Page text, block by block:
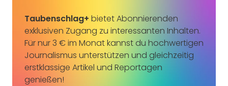
Taubenschlag+ bietet Abonnierenden
exklusiven Zugang zu interessanten Inhalten.
Für nur 3 € im Monat kannst du hochwertigen
Journalismus unterstützen und gleichzeitig
erstklassige Artikel und Reportagen
genießen!